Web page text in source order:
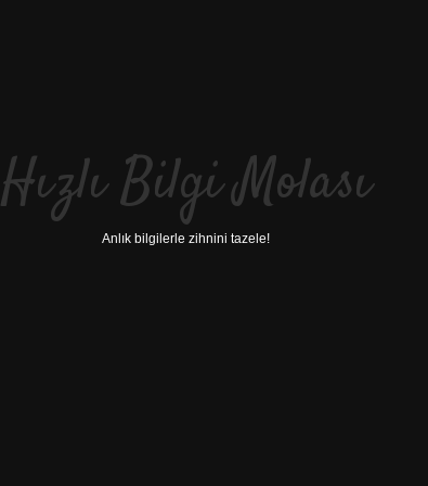
Hızlı Bilgi Molası
Anlık bilgilerle zihnini tazele!